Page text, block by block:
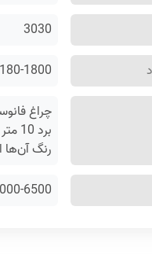
3030
180-1800 دقیقه
رنگ آن‌ها از 6000 تا 6500 و 2700 تا 3200 کلوین و جهت تابش چراغ
2700-